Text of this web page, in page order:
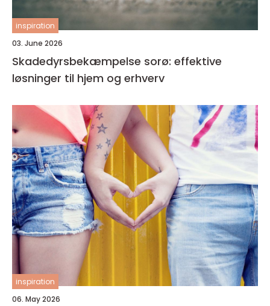
inspiration
03. June 2026
Skadedyrsbekæmpelse sorø: effektive
løsninger til hjem og erhverv
inspiration
06. May 2026